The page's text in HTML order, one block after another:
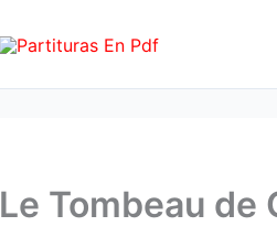
Le Tombeau de